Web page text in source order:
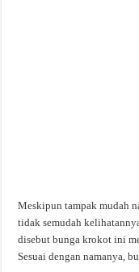
Meskipun tampak mudah
tidak semudah
disebut bunga krokot ini
Sesuai dengan namanya,